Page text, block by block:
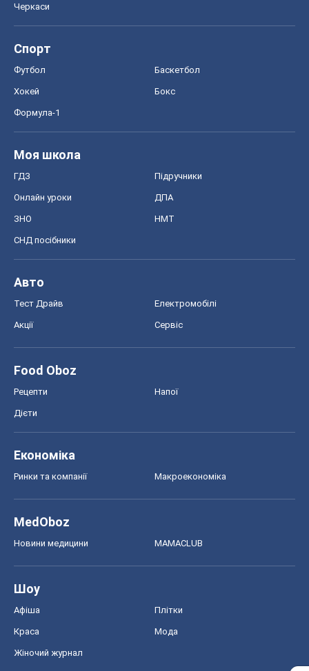
Черкаси
Спорт
Футбол Баскетбол
Хокей Бокс
Формула-1
Моя школа
ГДЗ Підручники
Онлайн уроки ДПА
ЗНО НМТ
СНД посібники
Авто
Тест Драйв Електромобілі
Акції Сервіс
Food Oboz
Рецепти Напої
Дієти
Економіка
Ринки та компанії Макроекономіка
MedOboz
Новини медицини MAMACLUB
Шоу
Афіша Плітки
Краса Мода
Жіночий журнал